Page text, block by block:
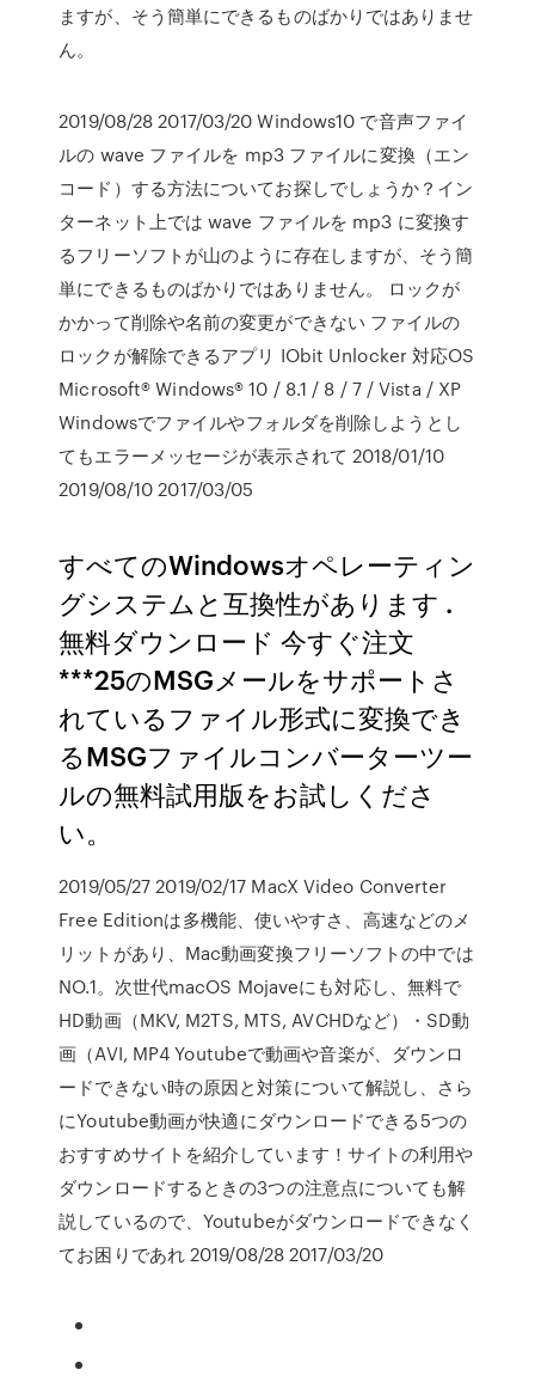
ますが、そう簡単にできるものばかりではありませ
ん。
2019/08/28 2017/03/20 Windows10 で音声ファイ
ルの wave ファイルを mp3 ファイルに変換（エン
コード）する方法についてお探しでしょうか？イン
ターネット上では wave ファイルを mp3 に変換す
るフリーソフトが山のように存在しますが、そう簡
単にできるものばかりではありません。 ロックが
かかって削除や名前の変更ができない ファイルの
ロックが解除できるアプリ IObit Unlocker 対応OS
Microsoft® Windows® 10 / 8.1 / 8 / 7 / Vista / XP
Windowsでファイルやフォルダを削除しようとし
てもエラーメッセージが表示されて 2018/01/10
2019/08/10 2017/03/05
すべてのWindowsオペレーティン
グシステムと互換性があります .
無料ダウンロード 今すぐ注文
***25のMSGメールをサポートさ
れているファイル形式に変換でき
るMSGファイルコンバーターツー
ルの無料試用版をお試しくださ
い。
2019/05/27 2019/02/17 MacX Video Converter
Free Editionは多機能、使いやすさ、高速などのメ
リットがあり、Mac動画変換フリーソフトの中では
NO.1。次世代macOS Mojaveにも対応し、無料で
HD動画（MKV, M2TS, MTS, AVCHDなど）・SD動
画（AVI, MP4 Youtubeで動画や音楽が、ダウンロ
ードできない時の原因と対策について解説し、さら
にYoutube動画が快適にダウンロードできる5つの
おすすめサイトを紹介しています！サイトの利用や
ダウンロードするときの3つの注意点についても解
説しているので、Youtubeがダウンロードできなく
てお困りであれ 2019/08/28 2017/03/20